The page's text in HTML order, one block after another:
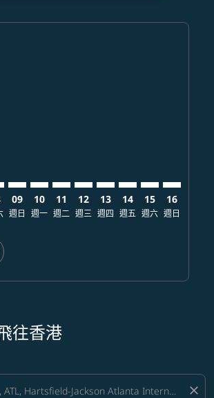
09
週日
10
週一
11
週二
12
週三
13
週四
14
週五
15
週六
16
週日
往香港
close